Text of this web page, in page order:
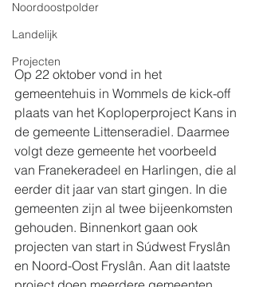
Noordoostpolder
Landelijk
Projecten
Op 22 oktober vond in het
gemeentehuis in Wommels de kick-off
plaats van het Koploperproject Kans in
de gemeente Littenseradiel. Daarmee
volgt deze gemeente het voorbeeld
van Franekeradeel en Harlingen, die al
eerder dit jaar van start gingen. In die
gemeenten zijn al twee bijeenkomsten
gehouden. Binnenkort gaan ook
projecten van start in Súdwest Fryslân
en Noord-Oost Fryslân. Aan dit laatste